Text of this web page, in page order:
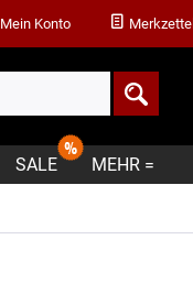
Merkzettel
Mein Konto
SALE MEHR =